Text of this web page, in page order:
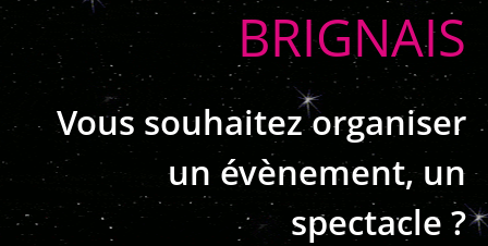
BRIGNAIS
Vous souhaitez organiser
un évènement, un
spectacle ?